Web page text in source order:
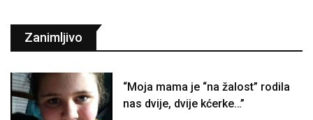
Zanimljivo
“Moja mama je “na žalost” rodila
nas dvije, dvije kćerke…”